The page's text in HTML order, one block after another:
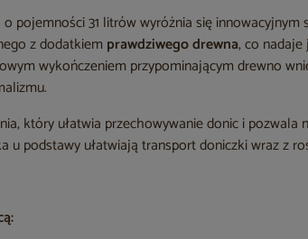
pojemności 31 litrów wyróżnia się innowacyjnym
z dodatkiem prawdziwego drewna, co
wykończeniem przypominającym drewno
który ułatwia przechowywanie donic i pozwala
u podstawy ułatwiają transport doniczki wraz z